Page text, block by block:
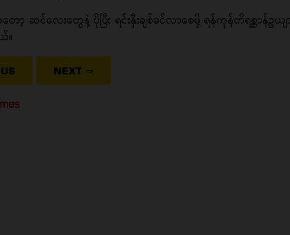
ာ့ ဆင်လေးတွေနဲ့ ပိုပြီး ရင်းနှီးချစ်ခင်လာစေဖို့ ရန်ကုန်တိရစ္ဆာ
။
NEXT ⇒